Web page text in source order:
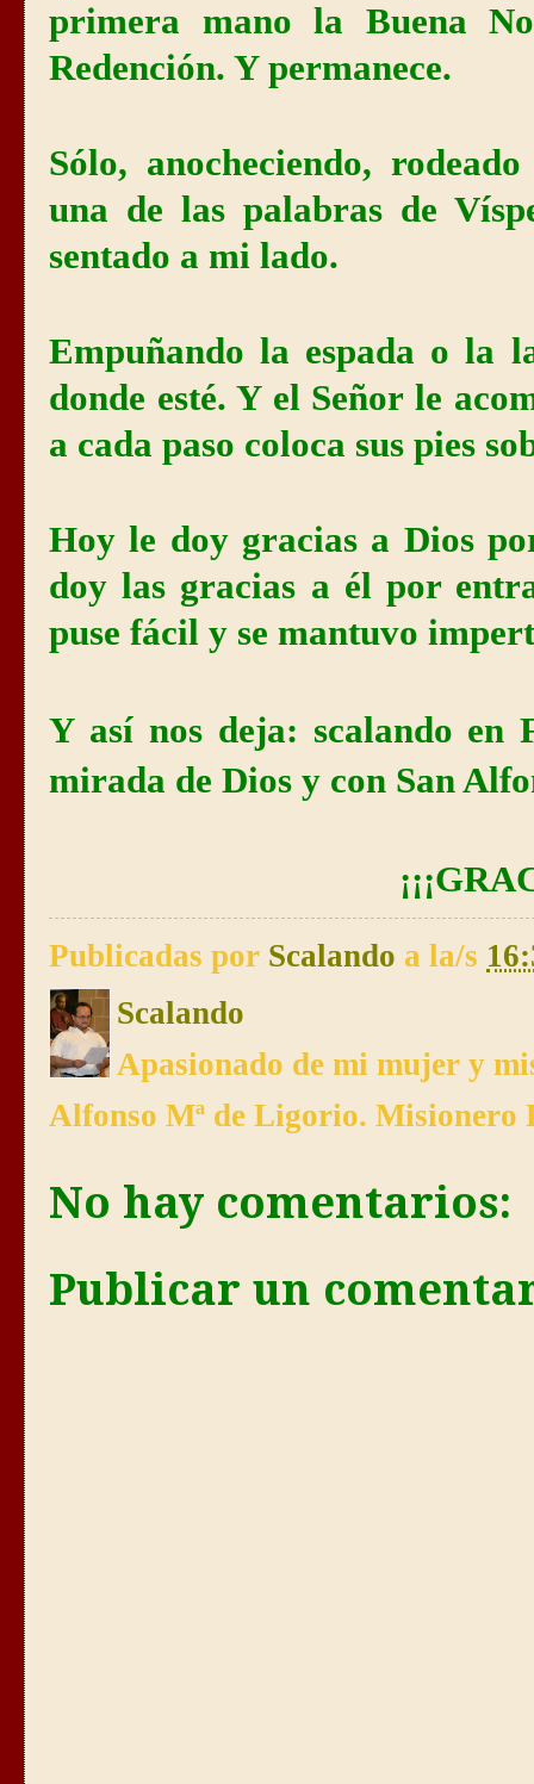
primera mano la Buena
Redención. Y permanece.
Sólo, anocheciendo,
una de las palabras de
sentado a mi lado.
Empuñando la espada o la
donde esté. Y el Señor le
a cada paso coloca sus pies
Hoy le doy gracias a Dios
doy las gracias a él por
puse fácil y se mantuvo
Y así nos deja: scalando en
mirada de Dios y con San
Publicadas por Scalando a la/s
Scalando
Apasionado de mi mujer y
Alfonso Mª de Ligorio. Misionero
No hay comentarios:
Publicar un